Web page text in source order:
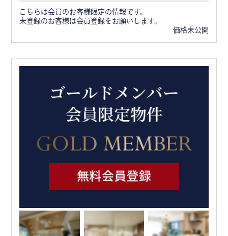
こちらは会員のお客様限定の情報です。
未登録のお客様は会員登録をお願いします。
価格未公開